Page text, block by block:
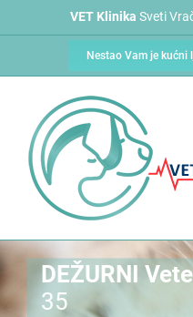
VET Klinika Sveti
Nestao Vam je kućni
DEŽURNI
35